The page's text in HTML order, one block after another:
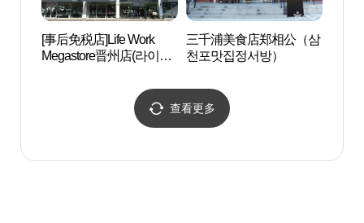
[事后免税店]Life Work
Megastore晋州店(라이프
三千浦美食店郑相公（삼
천포맛집정서방）
查看更多